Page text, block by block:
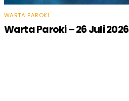
WARTA PAROKI
Warta Paroki – 26 Juli 2026